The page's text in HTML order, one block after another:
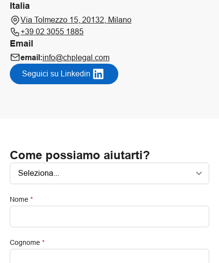
Italia
Via Tolmezzo 15, 20132, Milano
+39 02 3055 1885
Email
email:info@chplegal.com
Seguici su Linkedin
Come possiamo aiutarti?
Nome *
Cognome *